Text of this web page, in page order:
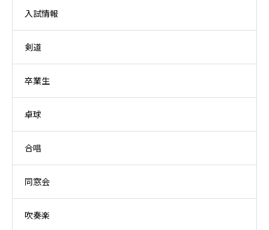
入試情報
剣道
卒業生
卓球
合唱
同窓会
吹奏楽